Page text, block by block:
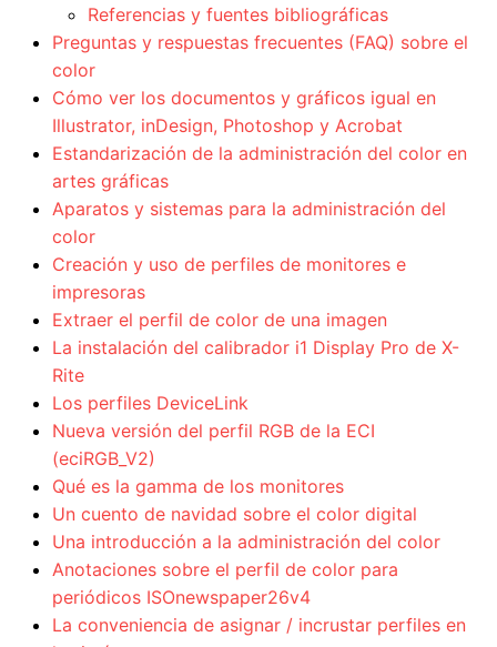
Referencias y fuentes bibliográficas
Preguntas y respuestas frecuentes (FAQ) sobre el
color
Cómo ver los documentos y gráficos igual en
Illustrator, inDesign, Photoshop y Acrobat
Estandarización de la administración del color en
artes gráficas
Aparatos y sistemas para la administración del
color
Creación y uso de perfiles de monitores e
impresoras
Extraer el perfil de color de una imagen
La instalación del calibrador i1 Display Pro de X-
Rite
Los perfiles DeviceLink
Nueva versión del perfil RGB de la ECI
(eciRGB_V2)
Qué es la gamma de los monitores
Un cuento de navidad sobre el color digital
Una introducción a la administración del color
Anotaciones sobre el perfil de color para
periódicos ISOnewspaper26v4
La conveniencia de asignar / incrustar perfiles en